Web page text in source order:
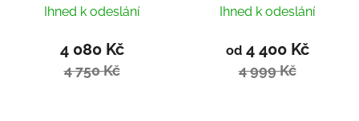
100 Black Mint Trinity
Ihned k odeslání
4 080 Kč
4 750 Kč
80 Black
Ihned k odeslání
od4 400 Kč
4 999 Kč